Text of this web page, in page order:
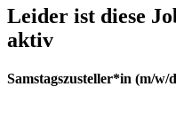
Leider ist diese
aktiv
Samstagszusteller*in (m/